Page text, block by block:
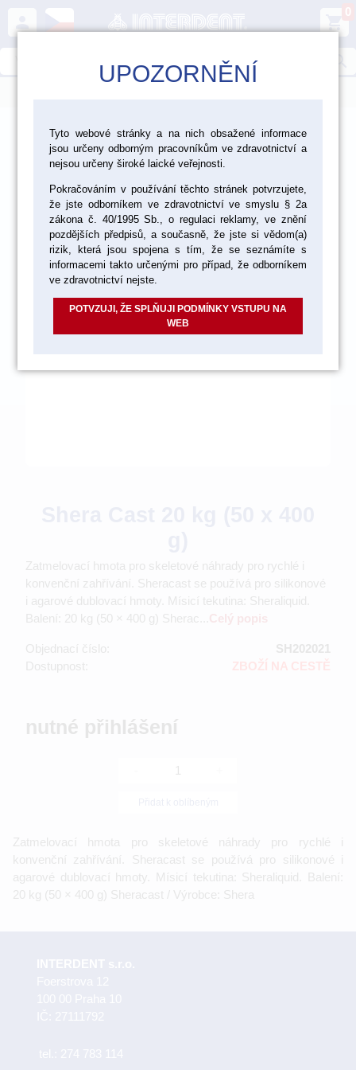
person shopping_cart
0
> Laboratoř > Zatmelování, lití, pájení >
Zatmelovací hmoty > ZH na skelety
Zatmelovací hmota pro skeletové náhrady pro rychlé i
konvenční zahřívání. Sheracast se používá pro silikonové
i agarové dublovací hmoty. Mísicí tekutina: Sheraliquid.
Balení: 20 kg (50 × 400 g) Sherac...
Objednací číslo:
SH202021
Dostupnost:
ZBOŽÍ NA CESTĚ
nutné přihlášení
Zatmelovací hmota pro skeletové náhrady pro rychlé i
konvenční zahřívání. Sheracast se používá pro silikonové i
agarové dublovací hmoty. Mísicí tekutina: Sheraliquid. Balení:
20 kg (50 × 400 g) Sheracast / Výrobce: Shera
UPOZORNĚNÍ
Tyto webové stránky a na nich obsažené informace
jsou určeny odborným pracovníkům ve zdravotnictví a
nejsou určeny široké laické veřejnosti.
Pokračováním v používání těchto stránek potvrzujete,
že jste odborníkem ve zdravotnictví ve smyslu § 2a
zákona č. 40/1995 Sb., o regulaci reklamy, ve znění
pozdějších předpisů, a současně, že jste si vědom(a)
rizik, která jsou spojena s tím, že se seznámíte s
informacemi takto určenými pro případ, že odborníkem
ve zdravotnictví nejste.
POTVZUJI, ŽE SPLŇUJI PODMÍNKY VSTUPU NA
WEB